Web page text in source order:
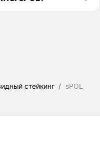
стейкинг / sPOL